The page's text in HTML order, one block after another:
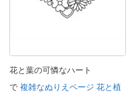
花と葉の可憐なハート
で 複雑なぬりえページ 花と植